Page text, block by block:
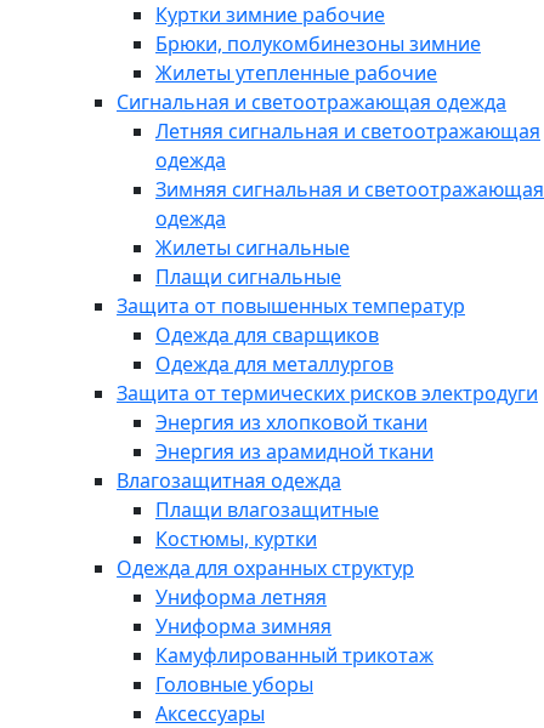
Куртки зимние рабочие
Брюки, полукомбинезоны зимние
Жилеты утепленные рабочие
Сигнальная и светоотражающая одежда
Летняя сигнальная и светоотражающая
одежда
Зимняя сигнальная и светоотражающая
одежда
Жилеты сигнальные
Плащи сигнальные
Защита от повышенных температур
Одежда для сварщиков
Одежда для металлургов
Защита от термических рисков электродуги
Энергия из хлопковой ткани
Энергия из арамидной ткани
Влагозащитная одежда
Плащи влагозащитные
Костюмы, куртки
Одежда для охранных структур
Униформа летняя
Униформа зимняя
Камуфлированный трикотаж
Головные уборы
Аксессуары